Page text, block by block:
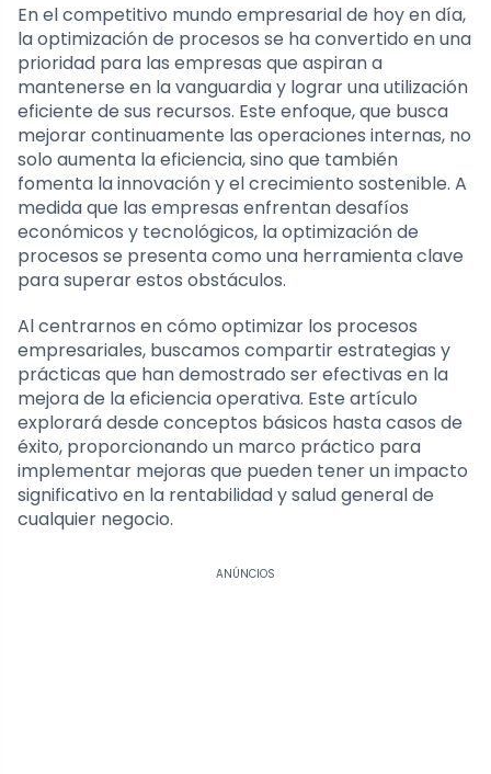
En el competitivo mundo empresarial de hoy en día,
la optimización de procesos se ha convertido en una
prioridad para las empresas que aspiran a
mantenerse en la vanguardia y lograr una utilización
eficiente de sus recursos. Este enfoque, que busca
mejorar continuamente las operaciones internas, no
solo aumenta la eficiencia, sino que también
fomenta la innovación y el crecimiento sostenible. A
medida que las empresas enfrentan desafíos
económicos y tecnológicos, la optimización de
procesos se presenta como una herramienta clave
para superar estos obstáculos.
Al centrarnos en cómo optimizar los procesos
empresariales, buscamos compartir estrategias y
prácticas que han demostrado ser efectivas en la
mejora de la eficiencia operativa. Este artículo
explorará desde conceptos básicos hasta casos de
éxito, proporcionando un marco práctico para
implementar mejoras que pueden tener un impacto
significativo en la rentabilidad y salud general de
cualquier negocio.
ANÚNCIOS